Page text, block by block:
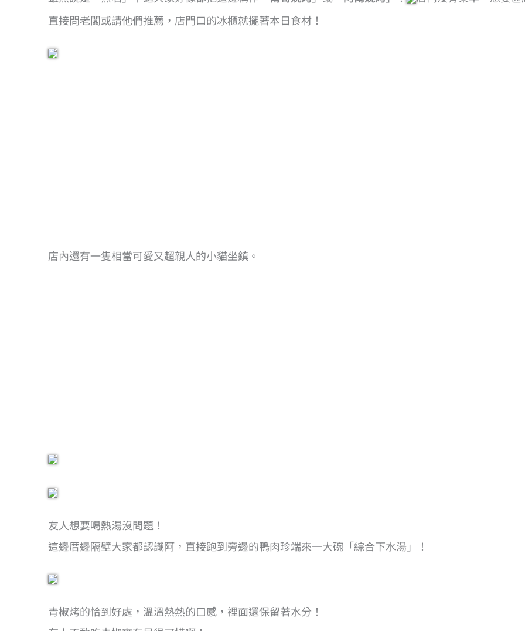
直接問老闆或請他們推薦，店門口的冰櫃就擺著本日食材！
店內還有一隻相當可愛又超親人的小貓坐鎮。
友人想要喝熱湯沒問題！
這邊厝邊隔壁大家都認識阿，直接跑到旁邊的鴨肉珍端來一大碗「綜合下水湯」！
青椒烤的恰到好處，溫溫熱熱的口感，裡面還保留著水分！